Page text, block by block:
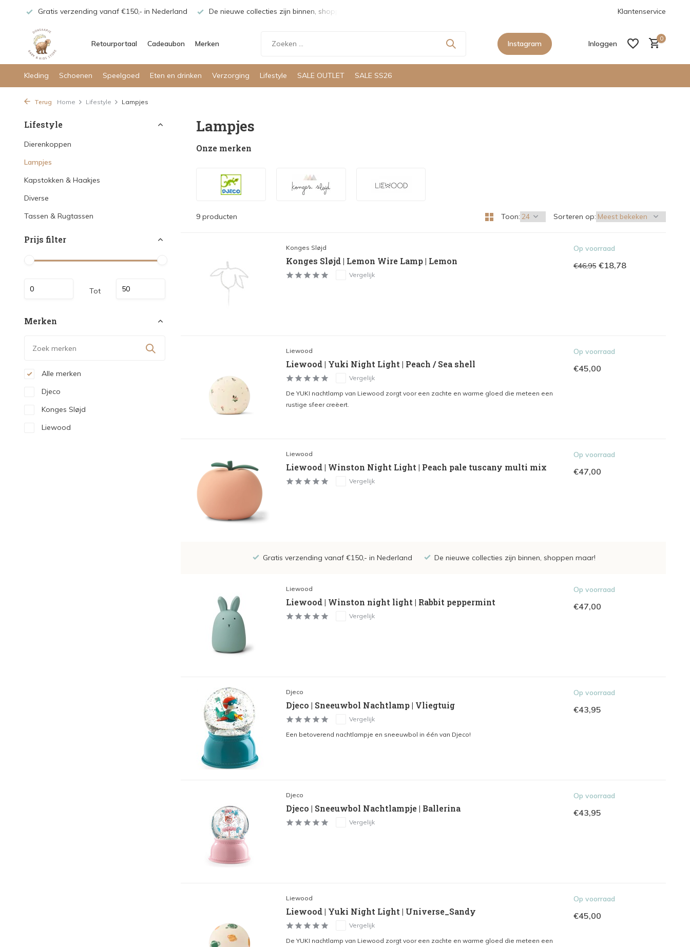
Gratis verzending vanaf €150,- in Nederland De nieuwe collecties zijn binnen, shoppen maar! De nieuwe collecties zijn binnen,
Klantenservice
Retourportaal Cadeaubon Merken Instagram Inloggen
0
Kleding Schoenen Speelgoed Eten en drinken Verzorging Lifestyle SALE OUTLET SALE SS26
Terug Home Lifestyle Lampjes
Lifestyle
Dierenkoppen
Lampjes
Kapstokken & Haakjes
Diverse
Tassen & Rugtassen
Prijs filter
Tot
Merken
Alle merken
Djeco
Konges Sløjd
Liewood
Lampjes
Onze merken
9 producten Toon: Sorteren op:
Konges Sløjd
Konges Sløjd | Lemon Wire Lamp | Lemon
Vergelijk
Op voorraad
€46,95 €18,78
Liewood
Liewood | Yuki Night Light | Peach / Sea shell
Vergelijk
De YUKI nachtlamp van Liewood zorgt voor een zachte en warme gloed die meteen een
rustige sfeer creëert.
Op voorraad
€45,00
Liewood
Liewood | Winston Night Light | Peach pale tuscany multi mix
Vergelijk
Op voorraad
€47,00
Gratis verzending vanaf €150,- in Nederland De nieuwe collecties zijn binnen, shoppen maar!
Liewood
Liewood | Winston night light | Rabbit peppermint
Vergelijk
Op voorraad
€47,00
Djeco
Djeco | Sneeuwbol Nachtlamp | Vliegtuig
Vergelijk
Een betoverend nachtlampje en sneeuwbol in één van Djeco!
Op voorraad
€43,95
Djeco
Djeco | Sneeuwbol Nachtlampje | Ballerina
Vergelijk
Op voorraad
€43,95
Liewood
Liewood | Yuki Night Light | Universe_Sandy
Vergelijk
De YUKI nachtlamp van Liewood zorgt voor een zachte en warme gloed die meteen een
Op voorraad
€45,00